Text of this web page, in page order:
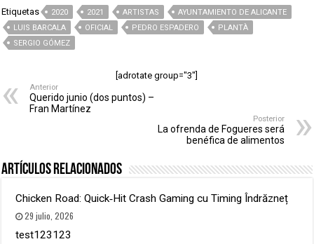
Etiquetas 2020 2021 ARTISTAS
AYUNTAMIENTO DE ALICANTE
LUIS BARCALA
OFICIAL PEDRO ESPADERO
PLANTÀ
SERGIO GÓMEZ
[adrotate group="3"]
Anterior
Querido junio (dos puntos) –
Fran Martínez
Posterior
La ofrenda de Fogueres será
benéfica de alimentos
Artículos relacionados
Chicken Road: Quick‑Hit Crash Gaming cu Timing Îndrăzneț
29 julio, 2026
test123123